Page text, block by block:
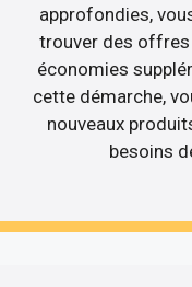
approfondies,
trouver des offres
économies
cette démarche,
nouveaux
besoins